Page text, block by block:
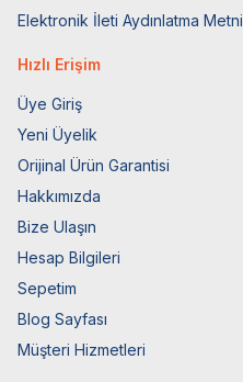
Elektronik İleti Aydınlatma Metni
Hızlı Erişim
Üye Giriş
Yeni Üyelik
Orijinal Ürün Garantisi
Hakkımızda
Bize Ulaşın
Hesap Bilgileri
Sepetim
Blog Sayfası
Müşteri Hizmetleri